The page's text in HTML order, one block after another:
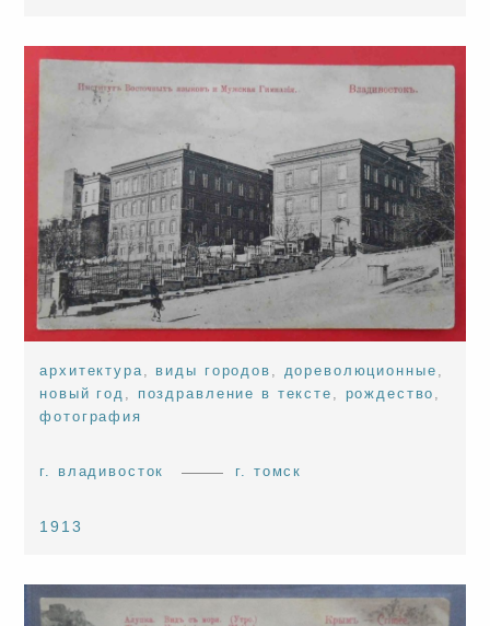
архитектура, виды городов , дореволюционные ,
новый год , поздравление в тексте , рождество ,
фотография
г. владивосток г. томск
1913